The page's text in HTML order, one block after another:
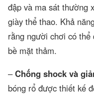
đập và ma sát thường
giày thể thao. Khả
rằng người chơi có thể
bề mặt thảm.
–Chống shock và
bóng rổ được thiết kế